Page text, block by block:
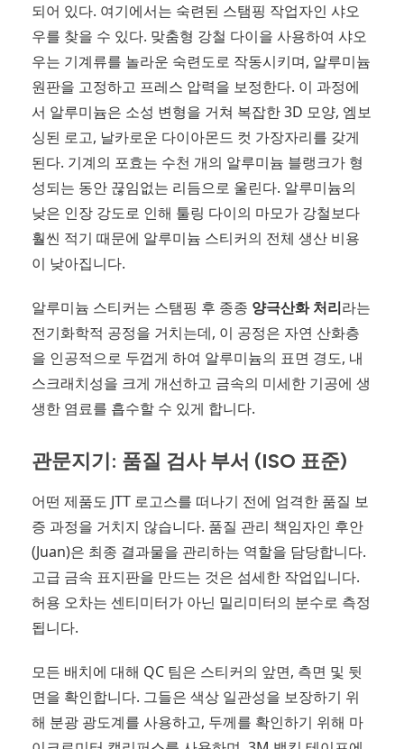
되어 있다. 여기에서는 숙련된 스탬핑 작업자인 샤오
우를 찾을 수 있다. 맞춤형 강철 다이을 사용하여 샤오
우는 기계류를 놀라운 숙련도로 작동시키며, 알루미늄
원판을 고정하고 프레스 압력을 보정한다. 이 과정에
서 알루미늄은 소성 변형을 거쳐 복잡한 3D 모양, 엠보
싱된 로고, 날카로운 다이아몬드 컷 가장자리를 갖게
된다. 기계의 포효는 수천 개의 알루미늄 블랭크가 형
성되는 동안 끊임없는 리듬으로 울린다. 알루미늄의
낮은 인장 강도로 인해 툴링 다이의 마모가 강철보다
훨씬 적기 때문에 알루미늄 스티커의 전체 생산 비용
이 낮아집니다.
알루미늄 스티커는 스탬핑 후 종종 양극산화 처리라는
전기화학적 공정을 거치는데, 이 공정은 자연 산화층
을 인공적으로 두껍게 하여 알루미늄의 표면 경도, 내
스크래치성을 크게 개선하고 금속의 미세한 기공에 생
생한 염료를 흡수할 수 있게 합니다.
관문지기: 품질 검사 부서 (ISO 표준)
어떤 제품도 JTT 로고스를 떠나기 전에 엄격한 품질 보
증 과정을 거치지 않습니다. 품질 관리 책임자인 후안
(Juan)은 최종 결과물을 관리하는 역할을 담당합니다.
고급 금속 표지판을 만드는 것은 섬세한 작업입니다.
허용 오차는 센티미터가 아닌 밀리미터의 분수로 측정
됩니다.
모든 배치에 대해 QC 팀은 스티커의 앞면, 측면 및 뒷
면을 확인합니다. 그들은 색상 일관성을 보장하기 위
해 분광 광도계를 사용하고, 두께를 확인하기 위해 마